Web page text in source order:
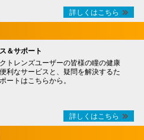
詳しくはこちら
＆サポート
トレンズユーザーの皆様の瞳の健康
利なサービスと、疑問を解決するた
ートはこちらから。
詳しくはこちら